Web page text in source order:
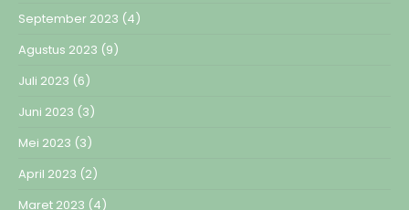
September 2023 (4)
Agustus 2023 (9)
Juli 2023 (6)
Juni 2023 (3)
Mei 2023 (3)
April 2023 (2)
Maret 2023 (4)